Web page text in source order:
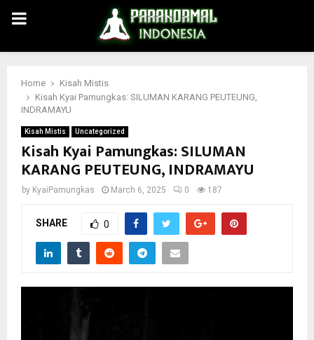
PRIMARY
MENU
Home
Kisah Mistis
Kisah Kyai Pamungkas: SILUMAN KARANG PEUTEUNG,
INDRAMAYU
Kisah Mistis Uncategorized
Kisah Kyai Pamungkas: SILUMAN
KARANG PEUTEUNG, INDRAMAYU
by KyaiPamungkas March 6, 2025 0 187
SHARE 0